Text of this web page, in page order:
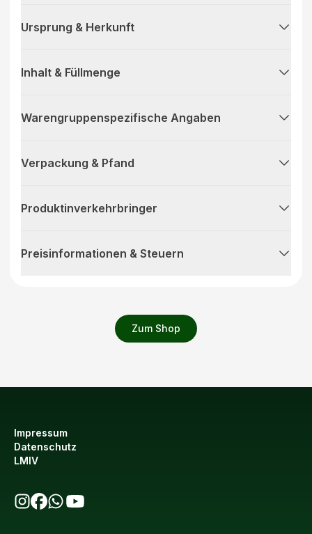
Zum Shop
Ursprung & Herkunft
Inhalt & Füllmenge
Warengruppenspezifische Angaben
Verpackung & Pfand
Produktinverkehrbringer
Preisinformationen & Steuern
Impressum
Datenschutz
LMIV